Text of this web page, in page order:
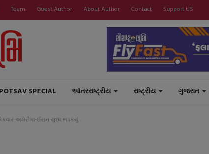
Team Guest Author About Author Contact Support US
SPECIAL આંતરરાષ્ટ્રીય રાષ્ટ્રીય ગુજરાત
અમેરીકા-ઈરાન યુધ્ધ ભડકયું